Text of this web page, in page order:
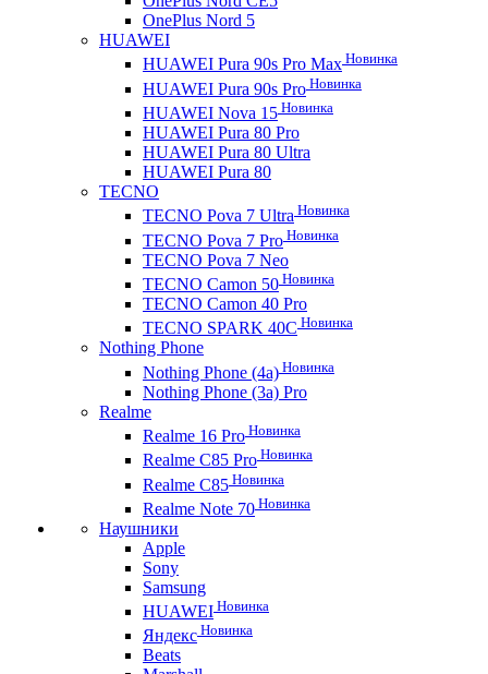
OnePlus Nord 5
HUAWEI
HUAWEI Pura 90s Pro Max Новинка
HUAWEI Pura 90s Pro Новинка
HUAWEI Nova 15 Новинка
HUAWEI Pura 80 Pro
HUAWEI Pura 80 Ultra
HUAWEI Pura 80
TECNO
TECNO Pova 7 Ultra Новинка
TECNO Pova 7 Pro Новинка
TECNO Pova 7 Neo
TECNO Camon 50 Новинка
TECNO Camon 40 Pro
TECNO SPARK 40C Новинка
Nothing Phone
Nothing Phone (4a) Новинка
Nothing Phone (3a) Pro
Realme
Realme 16 Pro Новинка
Realme C85 Pro Новинка
Realme C85 Новинка
Realme Note 70 Новинка
Наушники
Apple
Sony
Samsung
HUAWEI Новинка
Яндекс Новинка
Beats